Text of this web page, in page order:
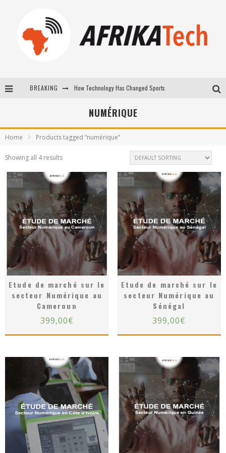
BREAKING How Technology Has Changed Sports
La Révolution Silencieuse : Quand Les Entrepreneurs Africains Décident de ne Plus se Taire
NUMÉRIQUE
Home Products tagged “numérique”
Showing all 4 results
Etude de marché sur le
secteur Numérique au
Cameroun
399,00€
Etude de marché sur le
secteur Numérique au
Sénégal
399,00€